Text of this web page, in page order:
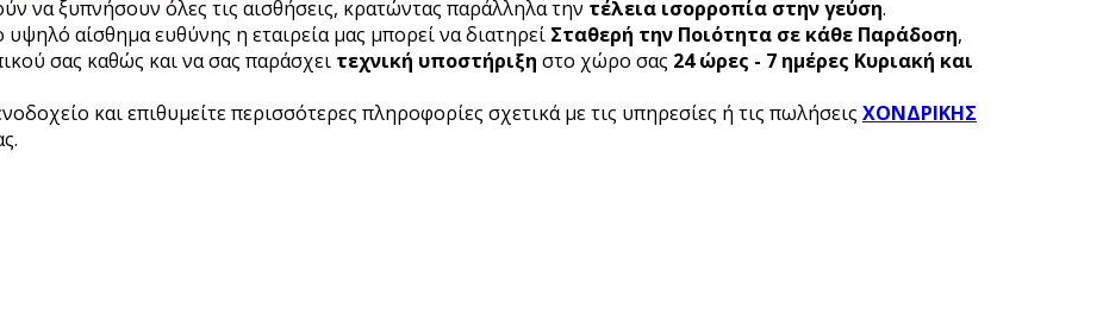
να ξυπνήσουν όλες τις αισθήσεις, κρατώντας παράλληλα την τέλεια ισορροπία στην γεύση.
αίσθημα ευθύνης η εταιρεία μας μπορεί να διατηρεί Σταθερή την Ποιότητα σε κάθε Παράδοση,
σας καθώς και να σας παράσχει τεχνική υποστήριξη στο χώρο σας 24 ώρες - 7 ημέρες Κυριακή και
και επιθυμείτε περισσότερες πληροφορίες σχετικά με τις υπηρεσίες ή τις πωλήσεις ΧΟΝΔΡΙΚΗΣ